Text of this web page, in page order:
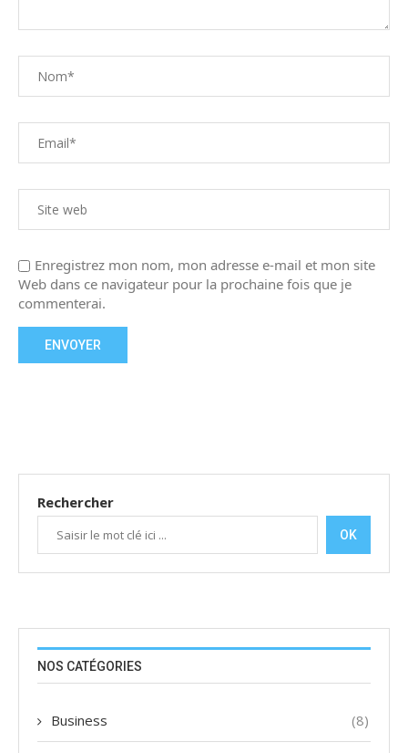
Enregistrez mon nom, mon adresse e-mail et mon site
Web dans ce navigateur pour la prochaine fois que je
commenterai.
Rechercher
OK
NOS CATÉGORIES
Business (8)